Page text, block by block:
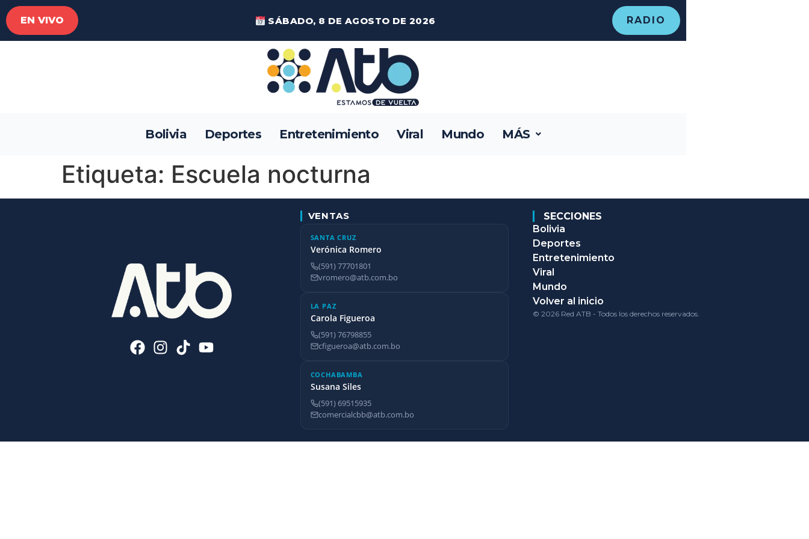
EN VIVO SÁBADO, 8 DE AGOSTO DE 2026 RADIO
Bolivia Deportes Entretenimiento Viral Mundo MÁS
Etiqueta: Escuela nocturna
VENTAS
SANTA CRUZ
Verónica Romero
(591) 77701801
vromero@atb.com.bo
LA PAZ
Carola Figueroa
(591) 76798855
cfigueroa@atb.com.bo
COCHABAMBA
Susana Siles
(591) 69515935
comercialcbb@atb.com.bo
SECCIONES
Bolivia
Deportes
Entretenimiento
Viral
Mundo
Volver al inicio
© 2026 Red ATB - Todos los derechos reservados.